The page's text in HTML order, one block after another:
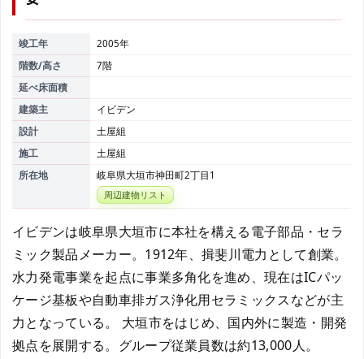
竣工年
2005年
階数/高さ
7階
延べ床面積
建築主
イビデン
設計
土屋組
施工
土屋組
所在地
岐阜県大垣市神田町2丁目1
周辺建物リスト
イビデンは岐阜県大垣市に本社を構える電子部品・セラ
ミック製品メーカー。1912年、揖斐川電力として創業。
水力発電事業を起点に事業多角化を進め、現在はICパッ
ケージ基板や自動車排ガス浄化用セラミックスなどが主
力となっている。 大垣市をはじめ、国内外に製造・開発
拠点を展開する。グループ従業員数は約13,000人。